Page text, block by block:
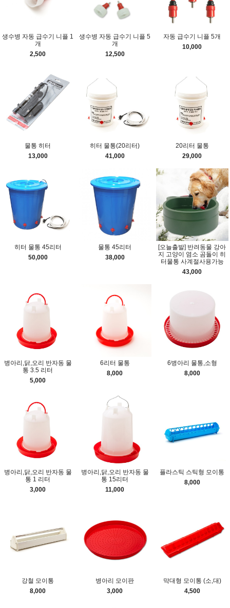
생수병 자동 급수기 니플 1
개
2,500
생수병 자동 급수기 니플 5
개
12,500
자동 급수기 니플 5개
10,000
물통 히터
13,000
히터 물통(20리터)
41,000
20리터 물통
29,000
히터 물통 45리터
50,000
물통 45리터
38,000
[오늘출발] 반려동물 강아
지 고양이 염소 곰돌이 히
터물통 사계절사용가능
43,000
병아리,닭,오리 반자동 물
통 3.5 리터
5,000
6리터 물통
8,000
6병아리 물통,소형
8,000
병아리,닭,오리 반자동 물
통 1 리터
3,000
병아리,닭,오리 반자동 물
통 15리터
11,000
플라스틱 스틱형 모이통
8,000
강철 모이통
8,000
병아리 모이판
3,000
막대형 모이통 (소,대)
4,500